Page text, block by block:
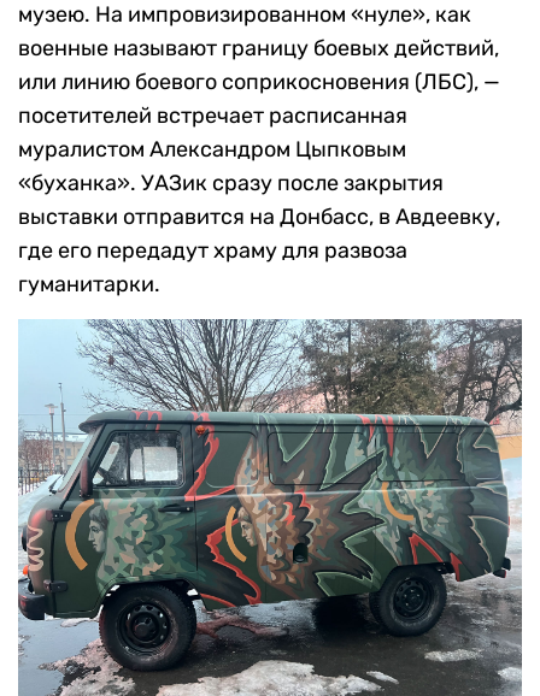
музею. На импровизированном «нуле», как
военные называют границу боевых действий,
или линию боевого соприкосновения (ЛБС), —
посетителей встречает расписанная
муралистом Александром Цыпковым
«буханка». УАЗик сразу после закрытия
выставки отправится на Донбасс, в Авдеевку,
где его передадут храму для развоза
гуманитарки.